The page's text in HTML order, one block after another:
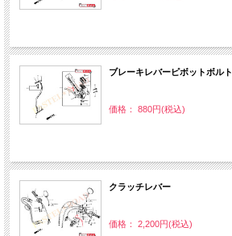
ブレーキレバーピボットボルト
価格： 880円(税込)
クラッチレバー
価格： 2,200円(税込)